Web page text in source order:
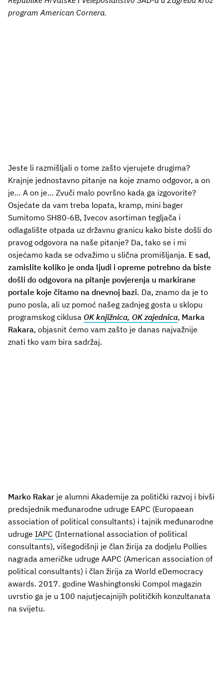
program American Cornera.
Jeste li razmišljali o tome zašto vjerujete drugima?
Krajnje jednostavno pitanje na koje znamo odgovor, a on
je… A on je… Zvuči malo površno kada ga izgovorite?
Osjećate da vam treba lopata, kramp, mini bager
Sumitomo SH80-6B, Ivecov asortiman tegljača i
odlagalište otpada uz državnu granicu kako biste došli do
pravog odgovora na naše pitanje? Da, tako se i mi
osjećamo kada se odvažimo u slična promišljanja. E sad,
zamislite koliko je onda ljudi i opreme potrebno da biste
došli do odgovora na pitanje povjerenja u markirane
portale koje čitamo na dnevnoj bazi. Da, znamo da je to
puno posla, ali uz pomoć našeg zadnjeg gosta u sklopu
programskog ciklusa OK knjižnica, OK zajednica, Marka
Rakara, objasnit ćemo vam zašto je danas najvažnije
znati tko vam bira sadržaj.
Marko Rakar je alumni Akademije za politički razvoj i bivši
predsjednik međunarodne udruge EAPC (Europaean
association of political consultants) i tajnik međunarodne
udruge IAPC (International association of political
consultants), višegodišnji je član žirija za dodjelu Pollies
nagrada američke udruge AAPC (American association of
political consultants) i član žirija za World eDemocracy
awards. 2017. godine Washingtonski Compol magazin
uvrstio ga je u 100 najutjecajnijih političkih konzultanata
na svijetu.